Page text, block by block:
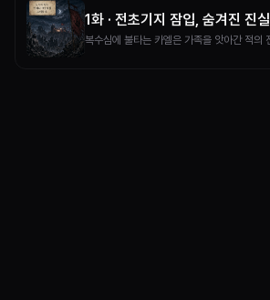
1화 · 전초기지 잠입, 숨겨진 진실